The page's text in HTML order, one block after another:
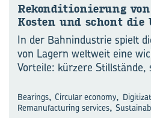
Re­kon­di­tio­nie­rung
Kos­ten und schont die
In der Bahnindustrie spielt
von Lagern weltweit eine
Vorteile: kürzere Stillstände,
Bearings, Circular economy,
Remanufacturing services,